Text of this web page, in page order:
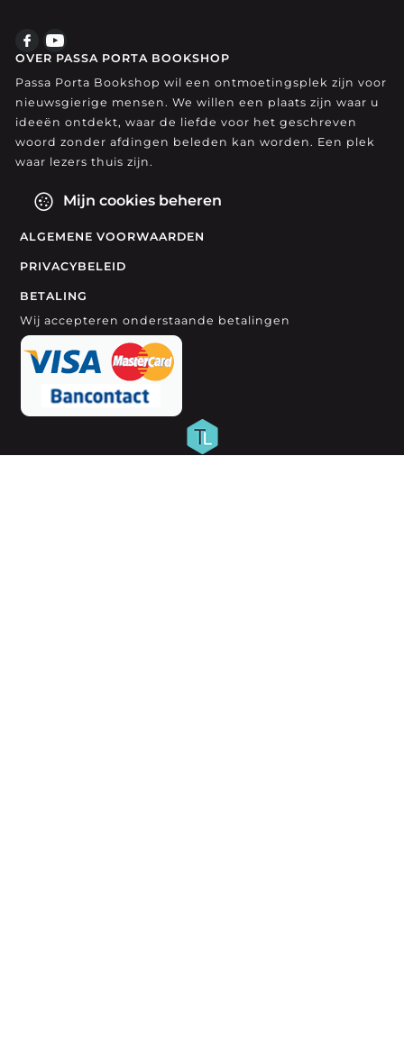
OVER PASSA PORTA BOOKSHOP
Passa Porta Bookshop wil een ontmoetingsplek zijn voor
nieuwsgierige mensen. We willen een plaats zijn waar u
ideeën ontdekt, waar de liefde voor het geschreven
woord zonder afdingen beleden kan worden. Een plek
waar lezers thuis zijn.
Mijn cookies beheren
ALGEMENE VOORWAARDEN
PRIVACYBELEID
BETALING
Wij accepteren onderstaande betalingen